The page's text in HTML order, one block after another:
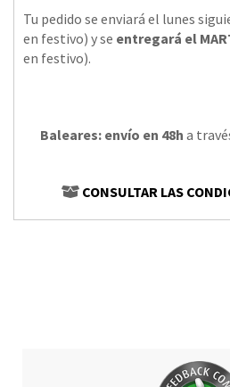
Tu pedido se enviará el lunes
en festivo) y se entregará el
en festivo).
Baleares: envío en 48h a
CONSULTAR LAS